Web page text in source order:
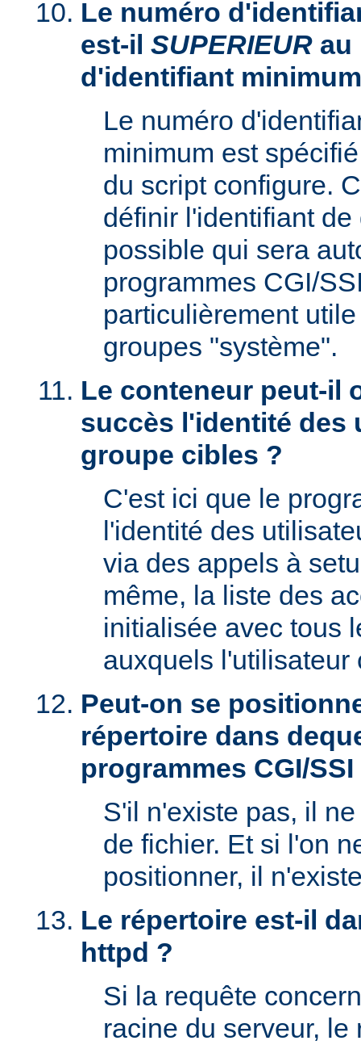
Le numéro
est-il SUPERIEUR au
d'identifiant
Le numéro
minimum est
du script configure.
définir l'identifiant
possible qui sera
programmes CGI/
particulièrement
groupes "système".
Le conteneur peut-il
succès l'identité des
groupe cibles ?
C'est ici que le
l'identité des
via des appels à
même, la liste des
initialisée avec tous
auxquels l'utilisateur
Peut-on se
répertoire dans
programmes CGI/SSI
S'il n'existe pas, il
de fichier. Et si l'on
positionner, il
Le répertoire est-il
httpd ?
Si la requête
racine du serveur,